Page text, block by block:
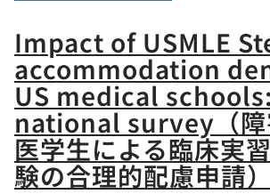
Impact of USMLE
accommodation
US medical
national survey（障
医学生による臨床実
験の合理的配慮申請）